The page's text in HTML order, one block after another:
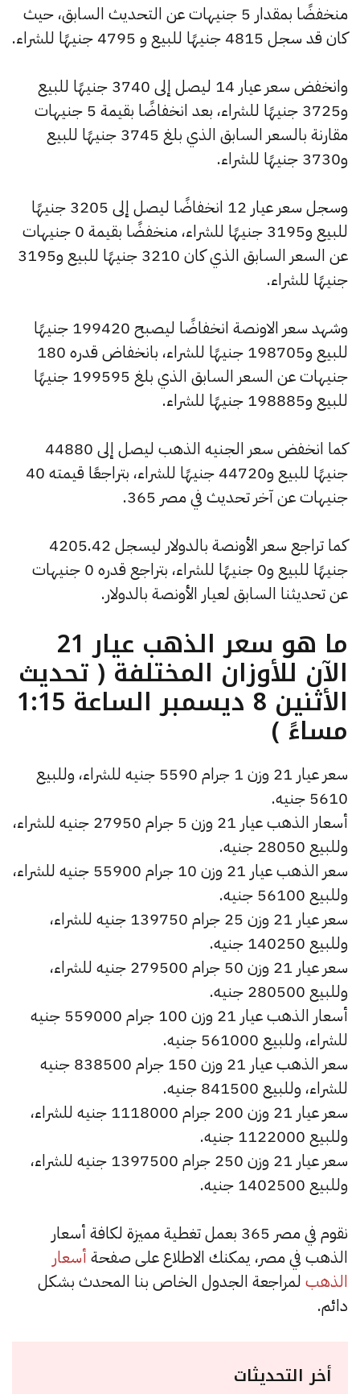
منخفضًا بمقدار 5 جنيهات عن التحديث السابق، حيث
كان قد سجل 4815 جنيهًا للبيع و 4795 جنيهًا للشراء.
وانخفض سعر عيار 14 ليصل إلى 3740 جنيهًا للبيع
و3725 جنيهًا للشراء، بعد انخفاضًا بقيمة 5 جنيهات
مقارنة بالسعر السابق الذي بلغ 3745 جنيهًا للبيع
و3730 جنيهًا للشراء.
وسجل سعر عيار 12 انخفاضًا ليصل إلى 3205 جنيهًا
للبيع و3195 جنيهًا للشراء، منخفضًا بقيمة 0 جنيهات
عن السعر السابق الذي كان 3210 جنيهًا للبيع و3195
جنيهًا للشراء.
وشهد سعر الاونصة انخفاضًا ليصبح 199420 جنيهًا
للبيع و198705 جنيهًا للشراء، بانخفاض قدره 180
جنيهات عن السعر السابق الذي بلغ 199595 جنيهًا
للبيع و198885 جنيهًا للشراء.
كما انخفض سعر الجنيه الذهب ليصل إلى 44880
جنيهًا للبيع و44720 جنيهًا للشراء، بتراجعًا قيمته 40
جنيهات عن آخر تحديث في مصر 365.
كما تراجع سعر الأونصة بالدولار ليسجل 4205.42
جنيهًا للبيع و0 جنيهًا للشراء، بتراجع قدره 0 جنيهات
عن تحديثنا السابق لعيار الأونصة بالدولار.
ما هو سعر الذهب عيار 21
الآن للأوزان المختلفة ( تحديث
الأثنين 8 ديسمبر الساعة 1:15
مساءً )
سعر عيار 21 وزن 1 جرام 5590 جنيه للشراء، وللبيع
5610 جنيه.
أسعار الذهب عيار 21 وزن 5 جرام 27950 جنيه للشراء،
وللبيع 28050 جنيه.
سعر الذهب عيار 21 وزن 10 جرام 55900 جنيه للشراء،
وللبيع 56100 جنيه.
سعر عيار 21 وزن 25 جرام 139750 جنيه للشراء،
وللبيع 140250 جنيه.
سعر عيار 21 وزن 50 جرام 279500 جنيه للشراء،
وللبيع 280500 جنيه.
أسعار الذهب عيار 21 وزن 100 جرام 559000 جنيه
للشراء، وللبيع 561000 جنيه.
سعر الذهب عيار 21 وزن 150 جرام 838500 جنيه
للشراء، وللبيع 841500 جنيه.
سعر عيار 21 وزن 200 جرام 1118000 جنيه للشراء،
وللبيع 1122000 جنيه.
سعر عيار 21 وزن 250 جرام 1397500 جنيه للشراء،
وللبيع 1402500 جنيه.
نقوم في مصر 365 بعمل تغطية مميزة لكافة أسعار
الذهب في مصر، يمكنك الاطلاع على صفحة أسعار
الذهب لمراجعة الجدول الخاص بنا المحدث بشكل
دائم.
أخر التحديثات